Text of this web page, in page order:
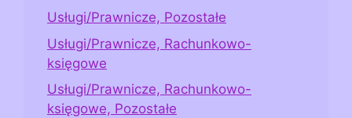
Usługi/Prawnicze, Pozostałe
Usługi/Prawnicze, Rachunkowo-
księgowe
Usługi/Prawnicze, Rachunkowo-
księgowe, Pozostałe